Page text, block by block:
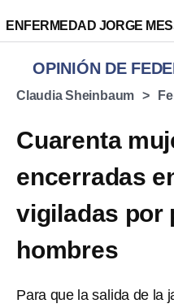
ENFERMEDAD JORGE
OPINIÓN DE
Claudia Sheinbaum
Cuarenta
encerradas
vigiladas por
hombres
Para que la salida de la